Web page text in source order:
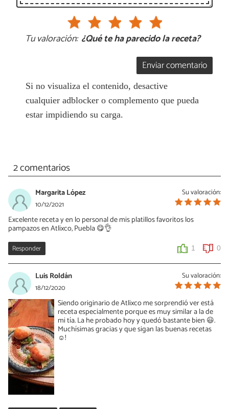
Tu valoración: ¿Qué te ha parecido la receta?
Enviar comentario
Si no visualiza el contenido, desactive
cualquier adblocker o complemento que pueda
estar impidiendo su carga.
2 comentarios
Su valoración:
Margarita López
10/12/2021
Excelente receta y en lo personal de mis platillos favoritos los
pampazos en Atlixco, Puebla 😋👌
Responder 1 0
Su valoración:
Luis Roldán
18/12/2020
Siendo originario de Atlixco me sorprendió ver está
receta especialmente porque es muy similar a la de
mi tía. La he probado hoy y quedó bastante bien 😃.
Muchísimas gracias y que sigan las buenas recetas
☺️!